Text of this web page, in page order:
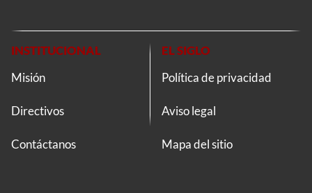
INSTITUCIONAL
Misión
Directivos
Contáctanos
EL SIGLO
Política de privacidad
Aviso legal
Mapa del sitio